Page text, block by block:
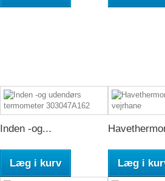
Inden -og...
Læg i kurv Læg i